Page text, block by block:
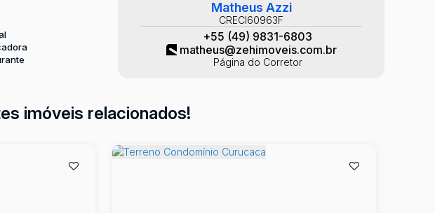
Matheus Azzi
CRECI60963F
+55 (49) 9831-6803
matheus@zehimoveis.com.br
Página do Corretor
imóveis relacionados!